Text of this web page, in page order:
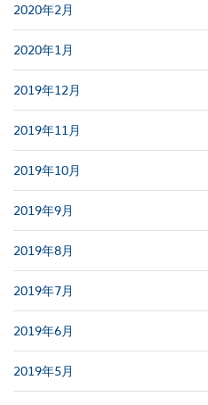
2020年2月
2020年1月
2019年12月
2019年11月
2019年10月
2019年9月
2019年8月
2019年7月
2019年6月
2019年5月